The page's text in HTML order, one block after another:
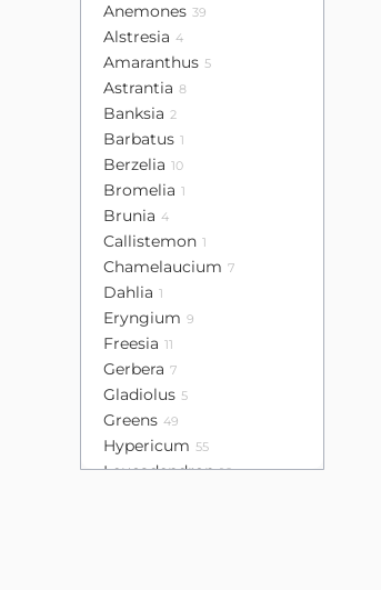
Anemones 39
Alstresia 4
Amaranthus 5
Astrantia 8
Banksia 2
Barbatus 1
Berzelia 10
Bromelia 1
Brunia 4
Callistemon 1
Chamelaucium 7
Dahlia 1
Eryngium 9
Freesia 11
Gerbera 7
Gladiolus 5
Greens 49
Hypericum 55
Leucadendron 16